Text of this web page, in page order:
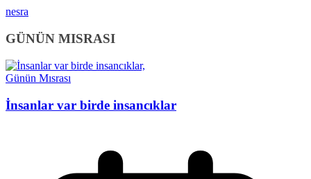
nesra
GÜNÜN MISRASI
Günün Mısrası
İnsanlar var birde insancıklar